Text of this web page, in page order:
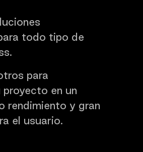
todo tipo de
para
en un
rendimiento y gran
el usuario.